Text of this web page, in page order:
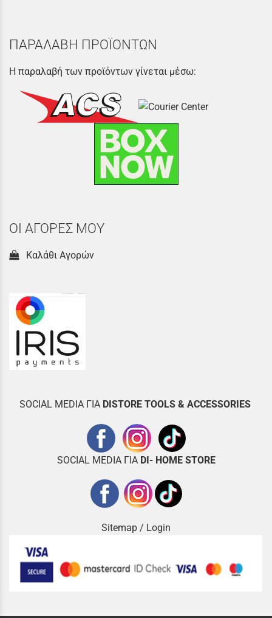
ΠΑΡΑΛΑΒΗ ΠΡΟΪΟΝΤΩΝ
Η παραλαβή των προϊόντων γίνεται μέσω:
ΟΙ ΑΓΟΡΕΣ ΜΟΥ
Καλάθι Αγορών
SOCIAL MEDIA ΓΙΑ DISTORE TOOLS & ACCESSORIES
SOCIAL MEDIA ΓΙΑ DI- HOME STORE
Sitemap / Login